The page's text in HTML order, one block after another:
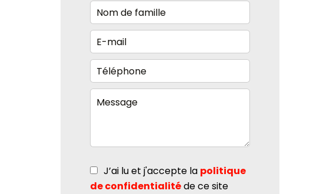
J’ai lu et j'accepte la politique
de confidentialitéde ce site